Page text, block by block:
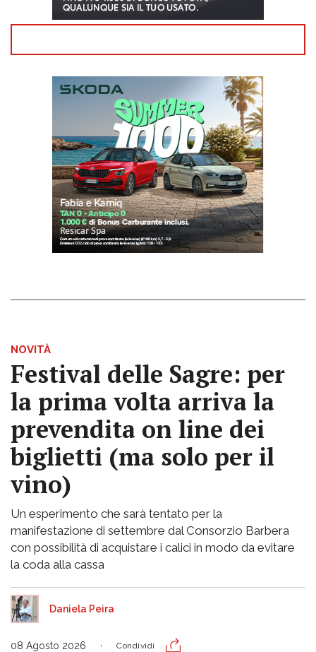
NOVITÀ
Festival delle Sagre: per
la prima volta arriva la
prevendita on line dei
biglietti (ma solo per il
vino)
Un esperimento che sarà tentato per la
manifestazione di settembre dal Consorzio Barbera
con possibilità di acquistare i calici in modo da evitare
la coda alla cassa
Daniela Peira
08 Agosto 2026 Condividi